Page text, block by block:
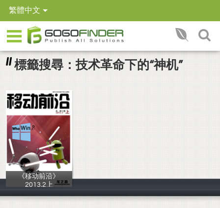
繁體中文
標籤搜尋：技术革命下的“神机”
《移动前沿》
2013.2上
龙之音